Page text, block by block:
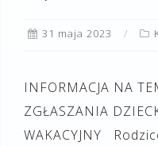
31 maja 2023
INFORMACJA NA
ZGŁASZANIA
WAKACYJNY